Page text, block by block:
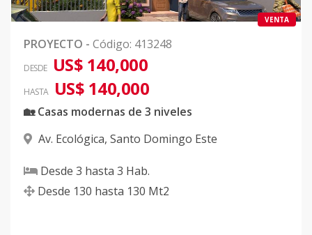
VENTA
PROYECTO - Código: 413248
DESDE US$ 140,000
HASTA US$ 140,000
🏡 Casas modernas de 3 niveles
Av. Ecológica, Santo Domingo Este
Desde 3 hasta 3 Hab.
Desde 130 hasta 130 Mt2